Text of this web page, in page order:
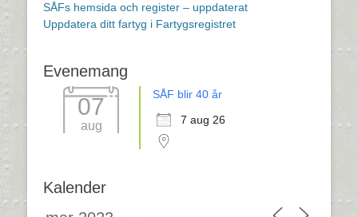
SÅFs hemsida och register – uppdaterat
Uppdatera ditt fartyg i Fartygsregistret
Evenemang
07
aug
SÅF blir 40 år
7 aug 26
Kalender